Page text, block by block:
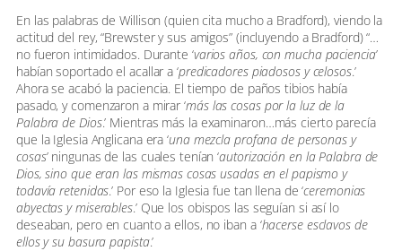
En las palabras de Willison (quien cita mucho a Bradford), viendo la
actitud del rey, “Brewster y sus amigos” (incluyendo a Bradford) “…
no fueron intimidados. Durante ‘varios años, con mucha paciencia’
habían soportado el acallar a ‘predicadores piadosos y celosos.’
Ahora se acabó la paciencia. El tiempo de paños tibios había
pasado, y comenzaron a mirar ‘más las cosas por la luz de la
Palabra de Dios.’ Mientras más la examinaron…más cierto parecía
que la Iglesia Anglicana era ‘una mezcla profana de personas y
cosas’ ningunas de las cuales tenían ‘autorización en la Palabra de
Dios, sino que eran las mismas cosas usadas en el papismo y
todavía retenidas.’ Por eso la Iglesia fue tan llena de ‘ceremonias
abyectas y miserables.’ Que los obispos las seguían si así lo
deseaban, pero en cuanto a ellos, no iban a ‘hacerse esclavos de
ellos y su basura papista.’